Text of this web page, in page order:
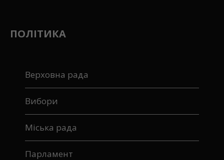
ПОЛІТИКА
Верховна рада
Вибори
Міська рада
Парламент